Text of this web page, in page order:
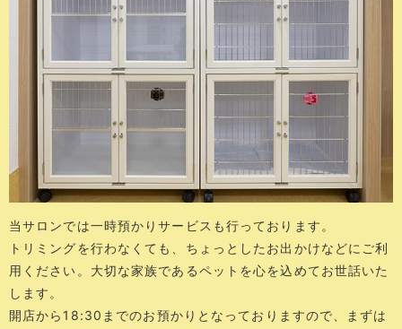
当サロンでは一時預かりサービスも行っております。
トリミングを行わなくても、ちょっとしたお出かけなどにご利
用ください。大切な家族であるペットを心を込めてお世話いた
します。
開店から18:30までのお預かりとなっておりますので、まずは